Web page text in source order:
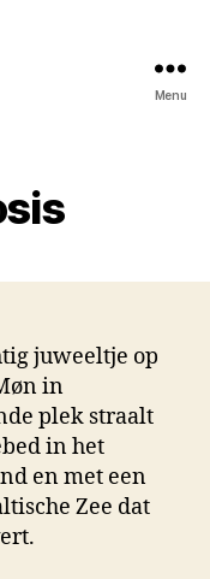
Menu
juweeltje op
in
plek straalt
in het
en met een
Zee dat